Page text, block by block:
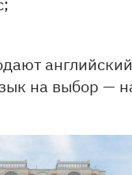
на выбор —